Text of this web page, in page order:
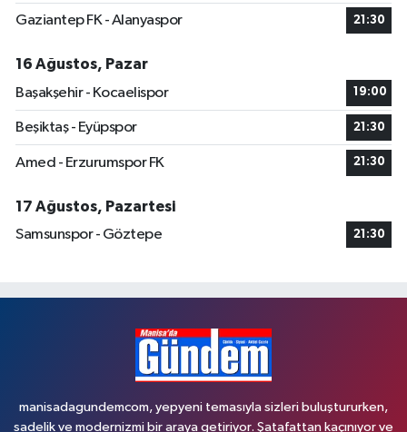
Gaziantep FK - Alanyaspor 21:30
16 Ağustos, Pazar
Başakşehir - Kocaelispor
19:00
Beşiktaş - Eyüpspor 21:30
Amed - Erzurumspor FK 21:30
17 Ağustos, Pazartesi
Samsunspor - Göztepe
21:30
manisadagundemcom, yepyeni temasıyla sizleri buluştururken,
sadelik ve modernizmi bir araya getiriyor. Şatafattan kaçınıyor ve